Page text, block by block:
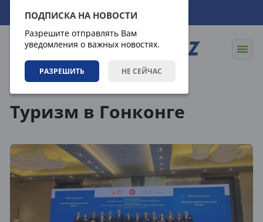
ПОДПИСКА НА НОВОСТИ
Разрешите отправлять Вам
уведомления о важных новостях.
РАЗРЕШИТЬ НЕ СЕЙЧАС
06.08.2026 09:46:56
Туризм в Гонконге